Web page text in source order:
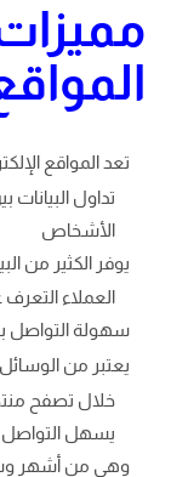
تعد المواقع
تداول
الأشخاص
يوفر الكثير من
العملاء
سهولة التواصل
يعتبر من
خلال تصفح
يسهل التواصل
وهي من أشهر